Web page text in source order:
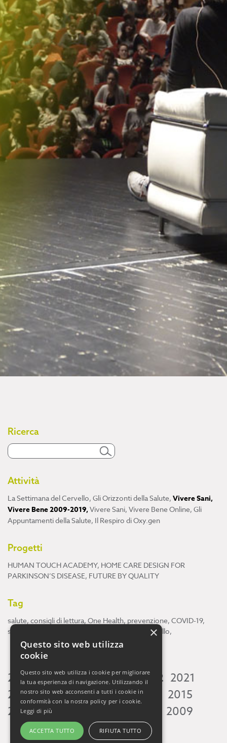
Ricerca
Attività
La Settimana del Cervello, Gli Orizzonti della Salute, Vivere Sani,
Vivere Bene 2009-2019,Vivere Sani, Vivere Bene Online, Gli
Appuntamenti della Salute, Il Respiro di Oxy.gen
Progetti
HUMAN TOUCH ACADEMY, HOME CARE DESIGN FOR
PARKINSON’S DISEASE, FUTURE BY QUALITY
Tag
salute, consigli di lettura, One Health, prevenzione, COVID-19,
scienza
cervello,
2026 2025 2024 2023 2022 2021
2020 2019 2018 2017 2016
2015
2014 2013 2009
×
Questo sito web utilizza
cookie
Questo sito web utilizza i cookie per migliorare
la tua esperienza di navigazione. Utilizzando il
nostro sito web acconsenti a tutti i cookie in
conformità con la nostra policy per i cookie.
Leggi di più
ACCETTA TUTTO RIFIUTA TUTTO